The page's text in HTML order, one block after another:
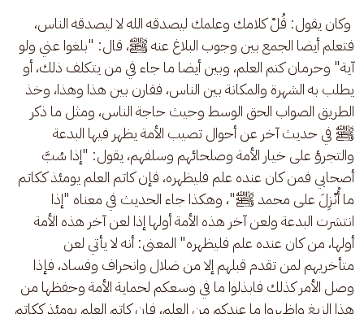
وكان يقول: قُلْ كلامك وعلمك ليصدقه الله لا ليصدقه الناس،
فتعلم أيضا الجمع بين وجوب البلاغ عنه ﷺ، قال: "بلغوا عني ولو
آية" وحرمان كتم العلم، وبين أيضا ما جاء في من يتكلف ذلك، أو
يطلب به الشهرة والمكانة بين الناس، فقارن بين هذا وهذا، وخذ
الطريق الصواب الحق الوسط وحيث حاجة الناس، ومثل ما ذكر
ﷺ في حديث آخر عن أحوال تصيب الأمة يظهر فيها البدعة
والتجرؤ على خيار الأمة وصلحائهم وسلفهم، يقول: "إذا سُبَّ
أصحابي فمن كان عنده علم فليظهره، فإن كاتم العلم يومئذ ككاتم
ما أُنْزِلَ على محمد ﷺ"، وهكذا جاء الحديث في معناه "إذا
انتشرت البدعة ولعن آخر هذه الأمة أولها إذا لعن آخر هذه الأمة
أولها، من كان عنده علم فليظهره" المعنى: أنه لا يأتي لعن
متأخريهم لمن تقدم قبلهم إلا من ضلال وانحراف وفساد، فإذا
وصل الأمر كذلك فابذلوا ما في وسعكم لحماية الأمة وحفظها من
هذا الزيغ واظهروا ما عندكم من العلم، فإن كاتم العلم يومئذٍ ككاتم